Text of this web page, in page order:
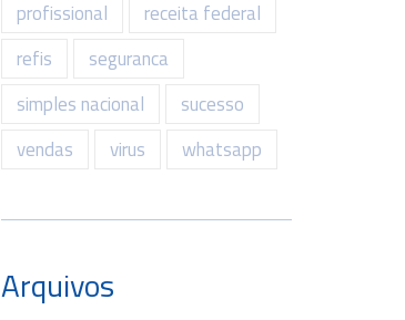
profissional
receita federal
refis
seguranca
simples nacional
sucesso
vendas
virus whatsapp
Arquivos